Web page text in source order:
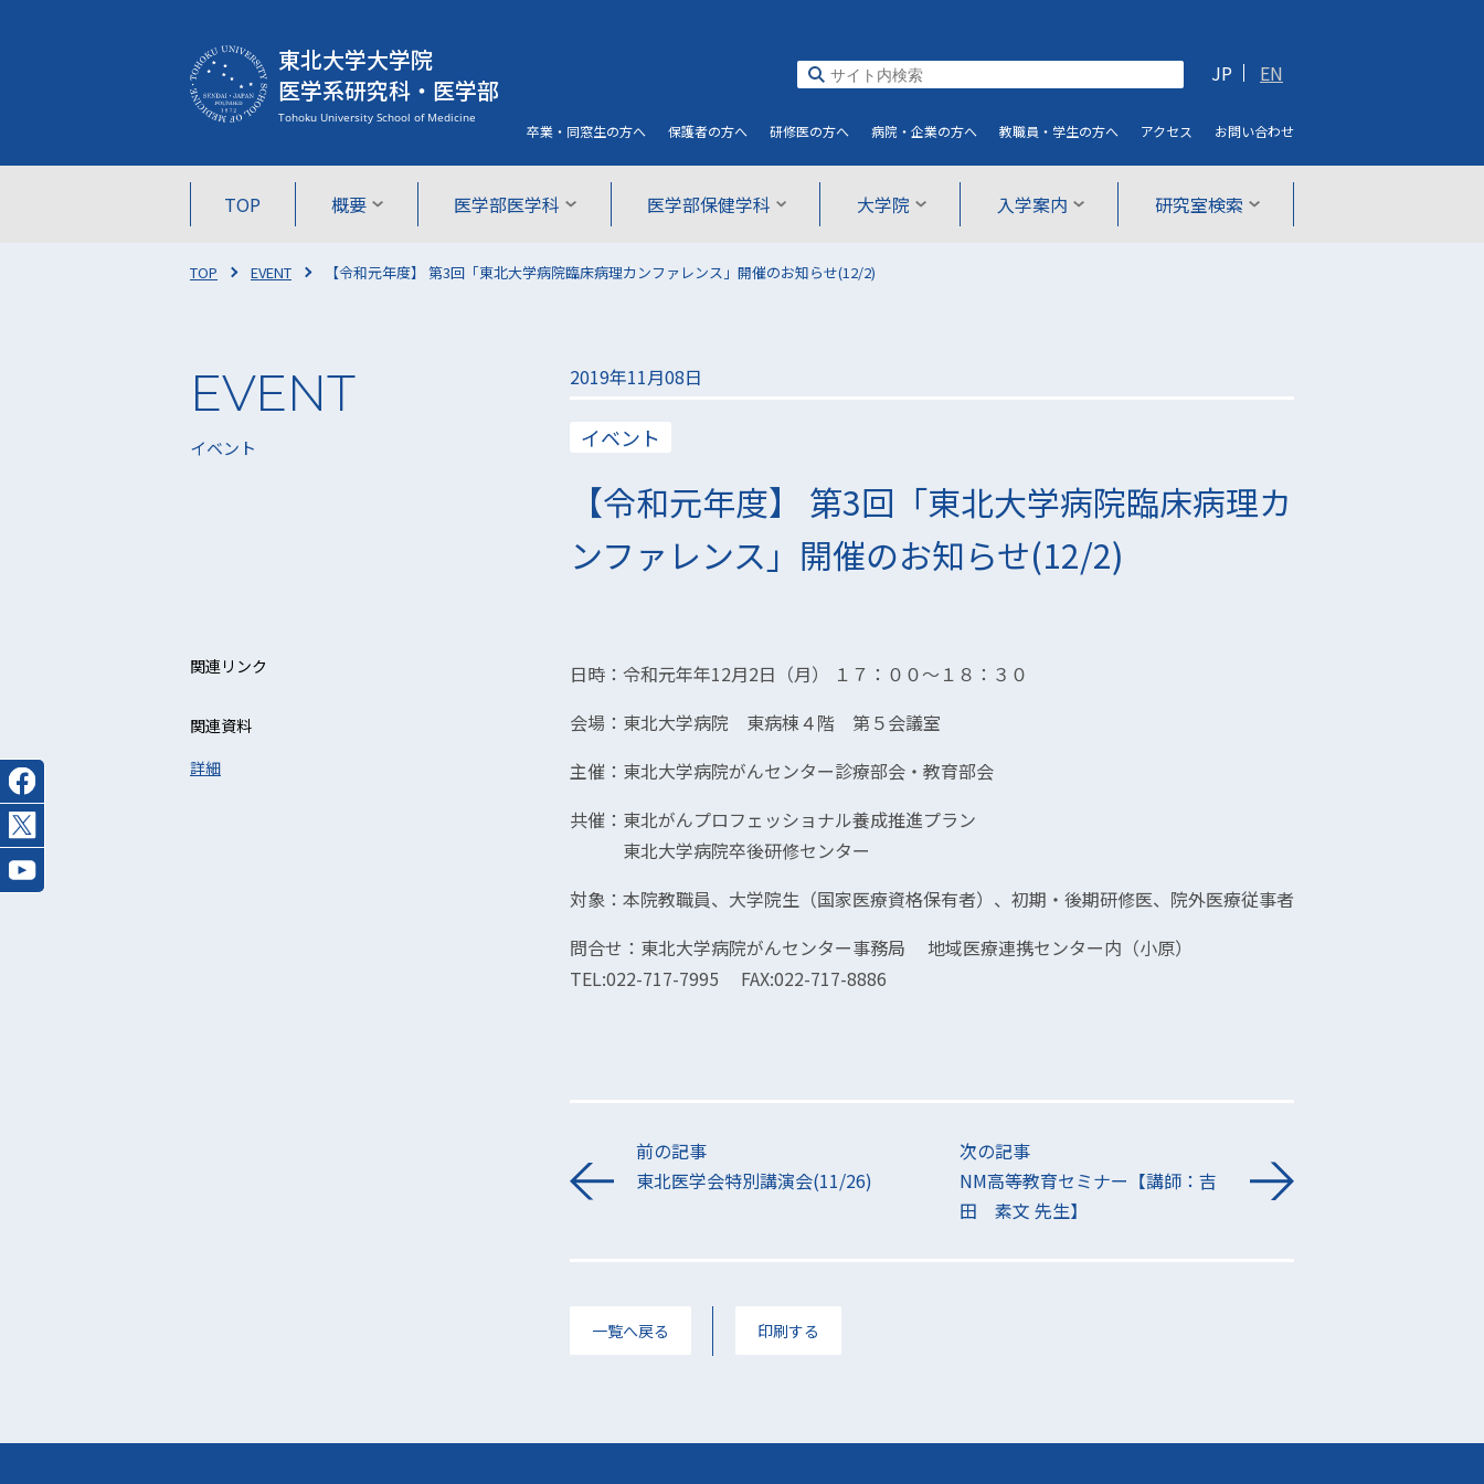
東北大学大学院
医学系研究科・医学部
TOP 概要 医学部医学科 医学部保健学科 大学院 入学案内 研究室検索
JP EN
卒業・同窓生の方へ 保護者の方へ 研修医の方へ 病院・企業の方へ 教職員・学生の方へ アクセス お問い合わせ
TOP EVENT 【令和元年度】 第3回「東北大学病院臨床病理カンファレンス」開催のお知らせ(12/2)
イベント
2019年11月08日
イベント
【令和元年度】 第3回「東北大学病院臨床病理カ
ンファレンス」開催のお知らせ(12/2)
日時：令和元年年12月2日（月） １７：００～１８：３０
会場：東北大学病院 東病棟４階 第５会議室
主催：東北大学病院がんセンター診療部会・教育部会
共催：東北がんプロフェッショナル養成推進プラン
東北大学病院卒後研修センター
対象：本院教職員、大学院生（国家医療資格保有者）、初期・後期研修医、院外医療従事者
問合せ：東北大学病院がんセンター事務局 地域医療連携センター内（小原）
TEL:022-717-7995 FAX:022-717-8886
関連リンク
関連資料
詳細
前の記事
東北医学会特別講演会(11/26)
次の記事
NM高等教育セミナー【講師：吉
田 素文 先生】
一覧へ戻る 印刷する